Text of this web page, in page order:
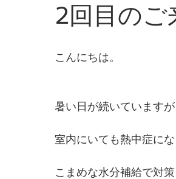
2回目のご
こんにちは。
暑い日が続いています
室内にいても熱中症にな
こまめな水分補給で対